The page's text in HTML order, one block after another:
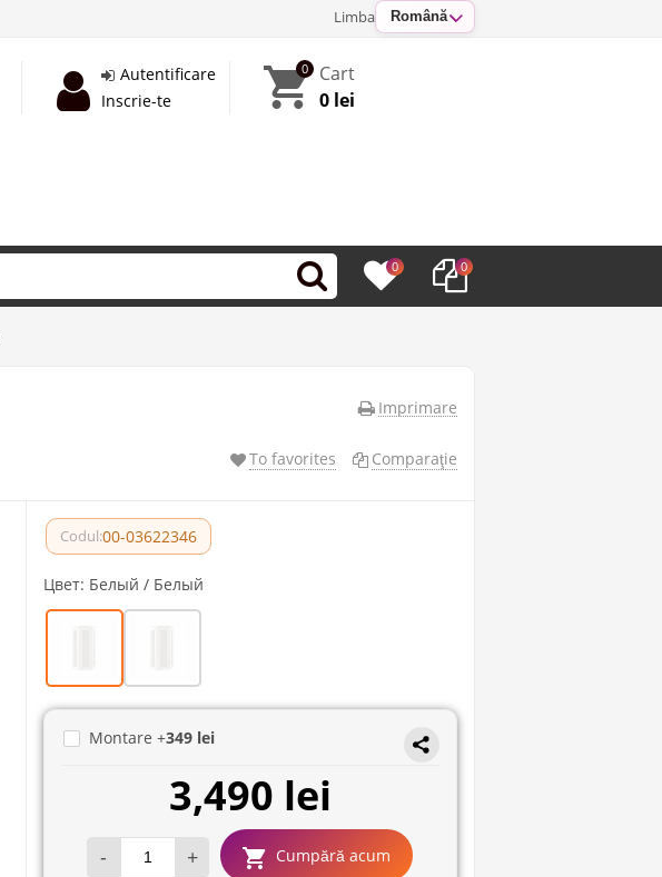
Limba Română
Autentificare
Inscrie-te
0
Cart
0 lei
0 0
Imprimare
To favorites Comparaţie
Codul:00-03622346
Цвет: Белый / Белый
Montare +349 lei
3,490 lei
- + Cumpără acum